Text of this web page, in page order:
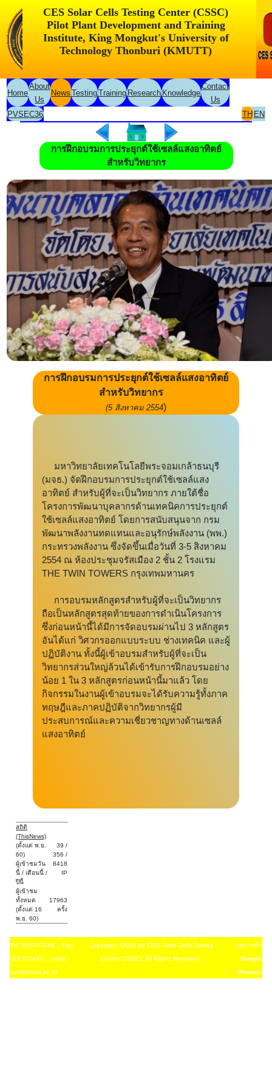
CES Solar Cells Testing Center (CSSC)
Pilot Plant Development and Training
Institute, King Mongkut's University of
Technology Thonburi (KMUTT)
Home
About
Us
News TestingTraining Research Knowledge
Contact
Us
PVSEC36
TH EN
การฝึกอบรมการประยุกต์ใช้เซลล์แสงอาทิตย์
สำหรับวิทยากร
การฝึกอบรมการประยุกต์ใช้เซลล์แสงอาทิตย์
สำหรับวิทยากร
(5 สิงหาคม 2554)
มหาวิทยาลัยเทคโนโลยีพระจอมเกล้าธนบุรี
(มจธ.) จัดฝึกอบรมการประยุกต์ใช้เซลล์แสง
อาทิตย์ สำหรับผู้ที่จะเป็นวิทยากร ภายใต้ชื่อ
โครงการพัฒนาบุคลากรด้านเทคนิคการประยุกต์
ใช้เซลล์แสงอาทิตย์ โดยการสนับสนุนจาก กรม
พัฒนาพลังงานทดแทนและอนุรักษ์พลังงาน (พพ.)
กระทรวงพลังงาน ซึ่งจัดขึ้นเมื่อวันที่ 3-5 สิงหาคม
2554 ณ ห้องประชุมจรัสเมือง 2 ชั้น 2 โรงแรม
THE TWIN TOWERS กรุงเทพมหานคร
การอบรมหลักสูตรสำหรับผู้ที่จะเป็นวิทยากร
ถือเป็นหลักสูตรสุดท้ายของการดำเนินโครงการ
ซึ่งก่อนหน้านี้ได้มีการจัดอบรมผ่านไป 3 หลักสูตร
อันได้แก่ วิศวกรออกแบบระบบ ช่างเทคนิค และผู้
ปฏิบัติงาน ทั้งนี้ผู้เข้าอบรมสำหรับผู้ที่จะเป็น
วิทยากรส่วนใหญ่ล้วนได้เข้ารับการฝึกอบรมอย่าง
น้อย 1 ใน 3 หลักสูตรก่อนหน้านี้มาแล้ว โดย
กิจกรรมในงานผู้เข้าอบรมจะได้รับความรู้ทั้งภาค
ทฤษฎีและภาคปฏิบัติจากวิทยากรผู้มี
ประสบการณ์และความเชี่ยวชาญทางด้านเซลล์
แสงอาทิตย์
สถิติ
(ThisNews)
(ตั้งแต่ พ.ย.
60)
ผู้เข้าชมวัน
นี้ / เดือนนี้ /
ปีนี้
39 /
356 /
8418
IP
ผู้เข้าชม
ทั้งหมด
(ตั้งแต่ 16
พ.ย. 60)
17963
ครั้ง
Tel: 024707446 :: Fax:
024707445 :: email:
ces@kmutt.ac.th
Copyright ©2016 by CES Solar Cells Testing
Center (CSSC). All Rights Reserved.
(เหมาะกับ
Google
Chrome)